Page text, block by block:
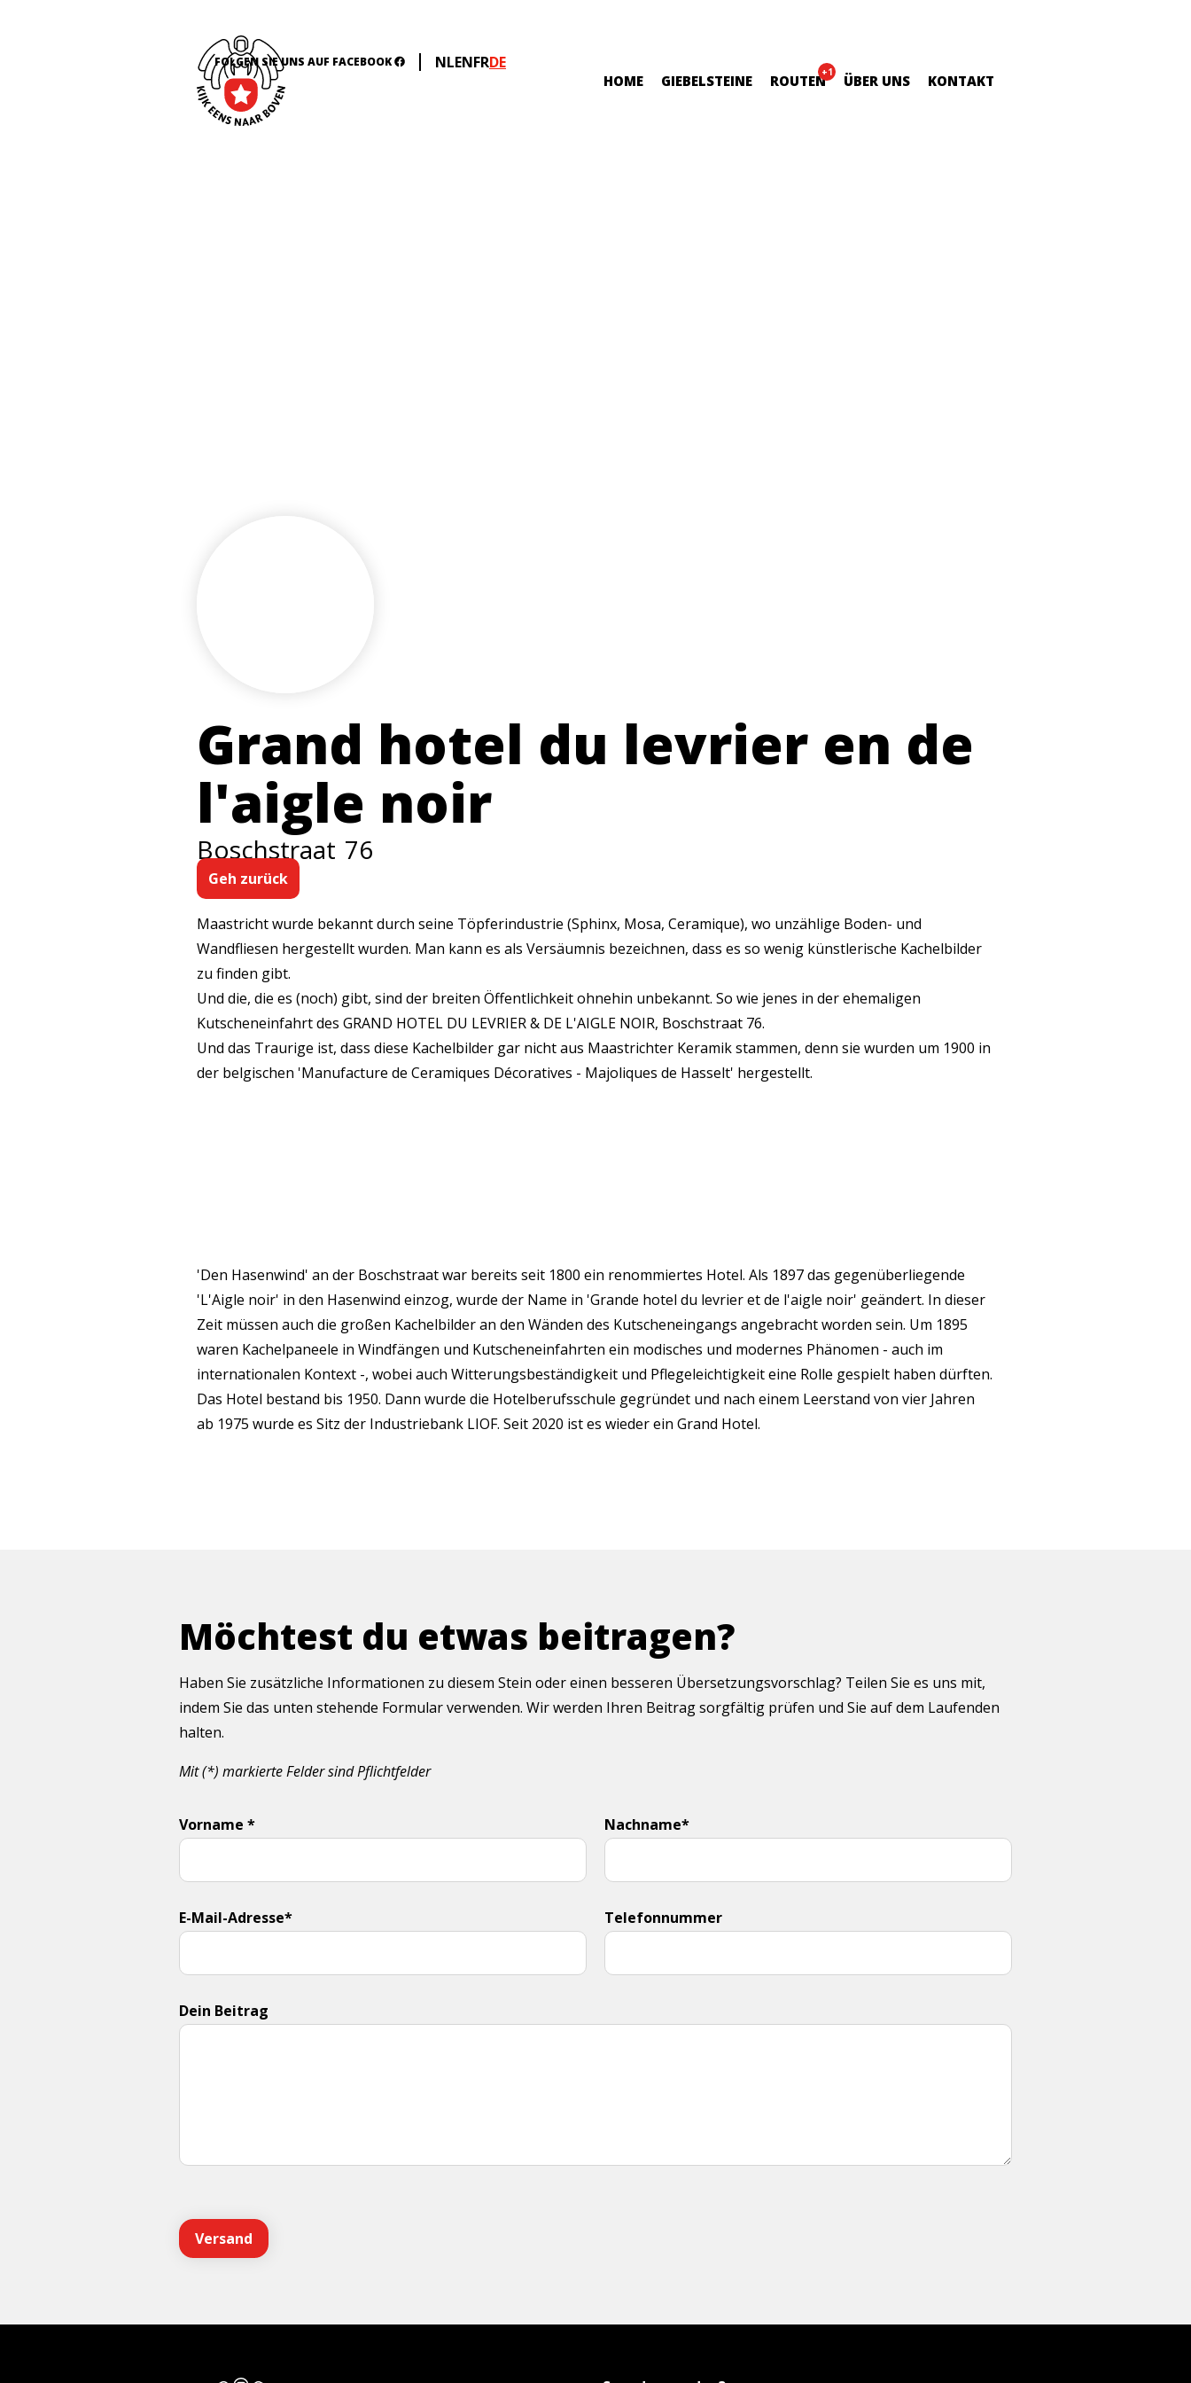
FOLGEN SIE UNS AUF FACEBOOK NLENFRDE
HOME GIEBELSTEINE ROUTEN+1 ÜBER UNS KONTAKT
Grand hotel du levrier en de
l'aigle noir
Boschstraat 76
Geh zurück
Maastricht wurde bekannt durch seine Töpferindustrie (Sphinx, Mosa, Ceramique), wo unzählige Boden- und
Wandfliesen hergestellt wurden. Man kann es als Versäumnis bezeichnen, dass es so wenig künstlerische Kachelbilder
zu finden gibt.
Und die, die es (noch) gibt, sind der breiten Öffentlichkeit ohnehin unbekannt. So wie jenes in der ehemaligen
Kutscheneinfahrt des GRAND HOTEL DU LEVRIER & DE L'AIGLE NOIR, Boschstraat 76.
Und das Traurige ist, dass diese Kachelbilder gar nicht aus Maastrichter Keramik stammen, denn sie wurden um 1900 in
der belgischen 'Manufacture de Ceramiques Décoratives - Majoliques de Hasselt' hergestellt.
'Den Hasenwind' an der Boschstraat war bereits seit 1800 ein renommiertes Hotel. Als 1897 das gegenüberliegende
'L'Aigle noir' in den Hasenwind einzog, wurde der Name in 'Grande hotel du levrier et de l'aigle noir' geändert. In dieser
Zeit müssen auch die großen Kachelbilder an den Wänden des Kutscheneingangs angebracht worden sein. Um 1895
waren Kachelpaneele in Windfängen und Kutscheneinfahrten ein modisches und modernes Phänomen - auch im
internationalen Kontext -, wobei auch Witterungsbeständigkeit und Pflegeleichtigkeit eine Rolle gespielt haben dürften.
Das Hotel bestand bis 1950. Dann wurde die Hotelberufsschule gegründet und nach einem Leerstand von vier Jahren
ab 1975 wurde es Sitz der Industriebank LIOF. Seit 2020 ist es wieder ein Grand Hotel.
Möchtest du etwas beitragen?
Haben Sie zusätzliche Informationen zu diesem Stein oder einen besseren Übersetzungsvorschlag? Teilen Sie es uns mit,
indem Sie das unten stehende Formular verwenden. Wir werden Ihren Beitrag sorgfältig prüfen und Sie auf dem Laufenden
halten.
Mit (*) markierte Felder sind Pflichtfelder
Vorname * Nachname*
E-Mail-Adresse* Telefonnummer
Dein Beitrag